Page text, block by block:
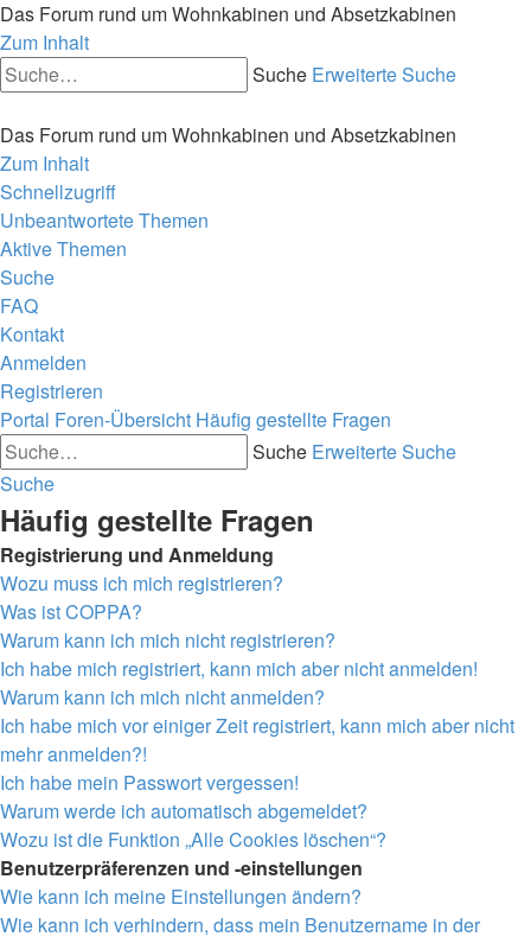
Das Forum rund um Wohnkabinen und Absetzkabinen
Zum Inhalt
Suche Erweiterte Suche
Das Forum rund um Wohnkabinen und Absetzkabinen
Zum Inhalt
Schnellzugriff
Unbeantwortete Themen
Aktive Themen
Suche
FAQ
Kontakt
Anmelden
Registrieren
Portal Foren-Übersicht Häufig gestellte Fragen
Suche Erweiterte Suche
Suche
Häufig gestellte Fragen
Registrierung und Anmeldung
Wozu muss ich mich registrieren?
Was ist COPPA?
Warum kann ich mich nicht registrieren?
Ich habe mich registriert, kann mich aber nicht anmelden!
Warum kann ich mich nicht anmelden?
Ich habe mich vor einiger Zeit registriert, kann mich aber nicht
mehr anmelden?!
Ich habe mein Passwort vergessen!
Warum werde ich automatisch abgemeldet?
Wozu ist die Funktion „Alle Cookies löschen“?
Benutzerpräferenzen und -einstellungen
Wie kann ich meine Einstellungen ändern?
Wie kann ich verhindern, dass mein Benutzername in der